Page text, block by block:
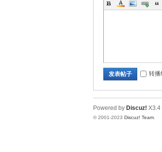
发表帖子 转播
Powered by Discuz! X3.4
© 2001-2023 Discuz! Team